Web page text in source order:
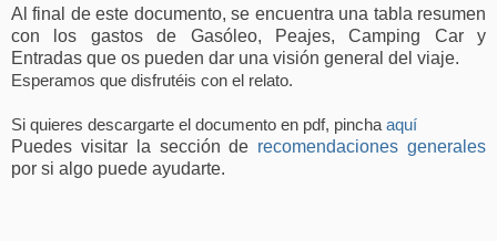
Al final de este documento, se encuentra una tabla resumen
con los gastos de Gasóleo, Peajes, Camping Car y
Entradas que os pueden dar una visión general del viaje.
Esperamos que disfrutéis con el relato.
Si quieres descargarte el documento en pdf, pincha aquí
Puedes visitar la sección de recomendaciones generales
por si algo puede ayudarte.